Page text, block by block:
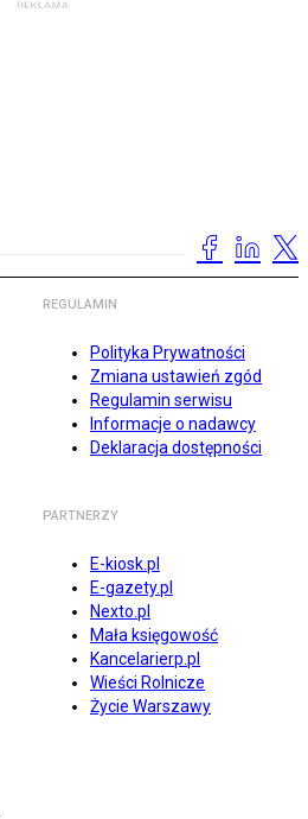
REGULAMIN
Polityka Prywatności
Zmiana ustawień zgód
Regulamin serwisu
Informacje o nadawcy
Deklaracja dostępności
PARTNERZY
E-kiosk.pl
E-gazety.pl
Nexto.pl
Mała księgowość
Kancelarierp.pl
Wieści Rolnicze
Życie Warszawy